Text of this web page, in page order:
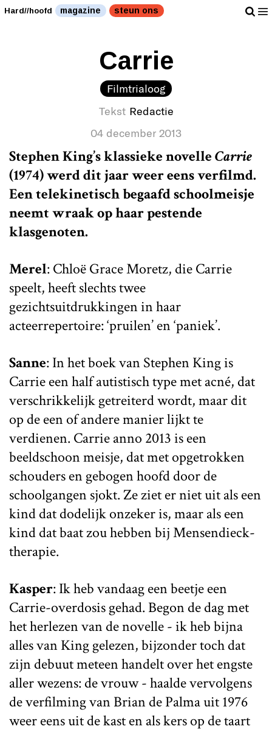
Hard//hoofd magazine steun ons
Carrie
Filmtrialoog
Tekst Redactie
04 december 2013
Stephen King’s klassieke novelleCarrie
(1974) werd dit jaar weer eens verfilmd.
Een telekinetisch begaafd schoolmeisje
neemt wraak op haar pestende
klasgenoten.
Merel: Chloë Grace Moretz, die Carrie
speelt, heeft slechts twee
gezichtsuitdrukkingen in haar
acteerrepertoire: ‘pruilen’ en ‘paniek’.
Sanne: In het boek van Stephen King is
Carrie een half autistisch type met acné, dat
verschrikkelijk getreiterd wordt, maar dit
op de een of andere manier lijkt te
verdienen. Carrie anno 2013 is een
beeldschoon meisje, dat met opgetrokken
schouders en gebogen hoofd door de
schoolgangen sjokt. Ze ziet er niet uit als een
kind dat dodelijk onzeker is, maar als een
kind dat baat zou hebben bij Mensendieck-
therapie.
Kasper: Ik heb vandaag een beetje een
Carrie-overdosis gehad. Begon de dag met
het herlezen van de novelle - ik heb bijna
alles van King gelezen, bijzonder toch dat
zijn debuut meteen handelt over het engste
aller wezens: de vrouw - haalde vervolgens
de verfilming van Brian de Palma uit 1976
weer eens uit de kast en als kers op de taart